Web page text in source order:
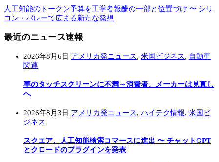
人工知能のトークン予算を工学者報酬の一部と位置づけ 〜 シリ
コン・バレーで広まる新たな発想
最近のニュース速報
2026年8月6日 アメリカ発ニュース, 米国ビジネス, 自動車
関連
車のタッチスクリーンに不満～消費者、メーカーは見直し
へ
2026年8月3日 アメリカ発ニュース, ハイテク情報, 米国ビ
ジネス
スクエア、人工知能検索コマースに進出 〜 チャットGPT
とクロードのプラグインを発表